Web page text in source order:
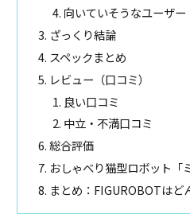
向いていそうなユーザー
ざっくり結論
スペックまとめ
レビュー（口コミ）
良い口コミ
中立・不満口コミ
総合評価
おしゃべり猫型ロボット「
まとめ：FIGUROBOTはど